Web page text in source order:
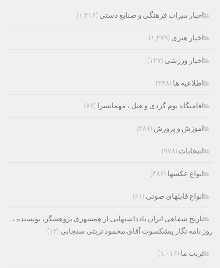
اخبار میراث فرهنگی و صنایع دستی (۱,۴۱۶)
اخبار هنری (۱,۴۷۹)
اخبار ورزشی (۱۲۷)
اطلاعیه ها (۳۴۸)
اقامتگاه بوم گردی و هتل ، مهمانسرا (۷۶)
اموزش و پرورش (۲۸۷)
انتخابات (۹۷۸)
انواع عکسها (۳۸۶)
انواع فایلهای صوتی (۶۱)
تاریخ شفاهی ایران یادداشتهایی از همشهری پژوهشگر، نویسنده ،
روز نامه نگار پیشکسوت آقای محمود تربتی سنجابی (۱۲)
تربت ما (۱,۰۱۶)